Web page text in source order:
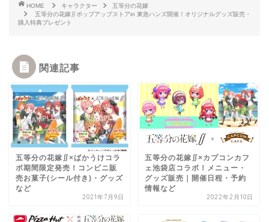
HOME キャラクター
五等分の花嫁
五等分の花嫁∬ポップアップストアin 東急ハンズ開催！オリジナルグッズ販売・
購入特典プレゼント
関連記事
五等分の花嫁∬×ばかうけコラ
ボ期間限定発売！コンビニ販
売お菓子(シール付き)・グッズ
など
2021年7月9日
五等分の花嫁∬×カプコンカフ
ェ池袋店コラボ！メニュー・
グッズ販売｜開催日程・予約
情報など
2022年2月10日